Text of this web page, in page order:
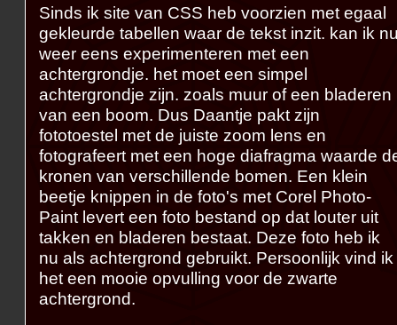
Sinds ik site van CSS heb voorzien met egaal
gekleurde tabellen waar de tekst inzit. kan ik
weer eens experimenteren met een
achtergrondje. het moet een simpel
achtergrondje zijn. zoals muur of een bladeren
van een boom. Dus Daantje pakt zijn
fototoestel met de juiste zoom lens en
fotografeert met een hoge diafragma waarde
kronen van verschillende bomen. Een klein
beetje knippen in de foto's met Corel Photo-
Paint levert een foto bestand op dat louter uit
takken en bladeren bestaat. Deze foto heb ik
nu als achtergrond gebruikt. Persoonlijk vind ik
het een mooie opvulling voor de zwarte
achtergrond.